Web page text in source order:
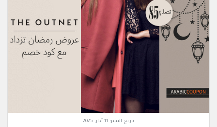
تاريخ النشر: 11 آذار, 2025